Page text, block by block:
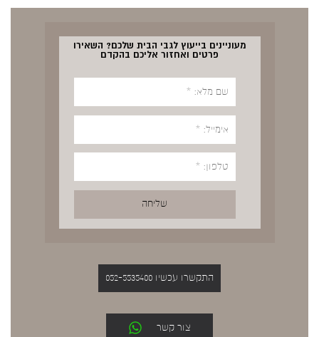
מעוניינים בייעוץ לגבי הבית שלכם? השאירו
פרטים ואחזור אליכם בהקדם
התקשרו עכשיו 052-5535400
צור קשר